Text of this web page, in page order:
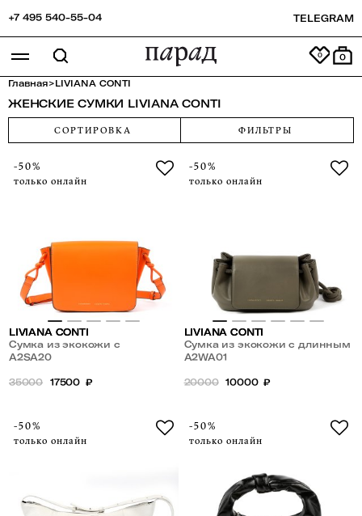
+7 495 540-55-04 TELEGRAM
0
Главная>LIVIANA CONTI
ЖЕНСКИЕ СУМКИ LIVIANA CONTI
СОРТИРОВКА ФИЛЬТРЫ
-50%
только онлайн
LIVIANA CONTI
Сумка из экокожи с
плечевым ремнем
A2SA20
35000 17500 ₽
-50%
только онлайн
LIVIANA CONTI
Сумка из экокожи с длинным
ремнем
A2WA01
20000 10000 ₽
-50%
только онлайн
-50%
только онлайн